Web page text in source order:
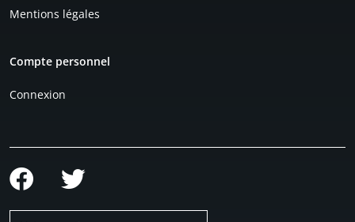
Mentions légales
Compte personnel
Connexion